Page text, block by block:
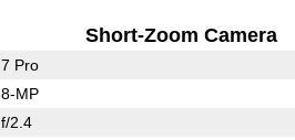
Short-Zoom Camera
7 Pro
8-MP
f/2.4